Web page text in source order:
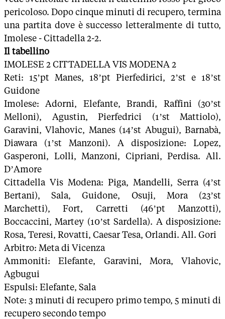
pericoloso. Dopo cinque minuti di recupero, termina
una partita dove è successo letteralmente di tutto,
Imolese - Cittadella 2-2.
Il tabellino
IMOLESE 2 CITTADELLA VIS MODENA 2
Reti: 15’pt Manes, 18’pt Pierfedirici, 2’st e 18’st
Guidone
Imolese: Adorni, Elefante, Brandi, Raffini (30’st
Melloni), Agustin, Pierfedrici (1’st Mattiolo),
Garavini, Vlahovic, Manes (14’st Abugui), Barnabà,
Diawara (1’st Manzoni). A disposizione: Lopez,
Gasperoni, Lolli, Manzoni, Cipriani, Perdisa. All.
D’Amore
Cittadella Vis Modena: Piga, Mandelli, Serra (4’st
Bertani), Sala, Guidone, Osuji, Mora (23’st
Marchetti), Fort, Carretti (46’pt Manzotti),
Boccaccini, Martey (10’st Sardella). A disposizione:
Rosa, Teresi, Rovatti, Caesar Tesa, Orlandi. All. Gori
Arbitro: Meta di Vicenza
Ammoniti: Elefante, Garavini, Mora, Vlahovic,
Agbugui
Espulsi: Elefante, Sala
Note: 3 minuti di recupero primo tempo, 5 minuti di
recupero secondo tempo